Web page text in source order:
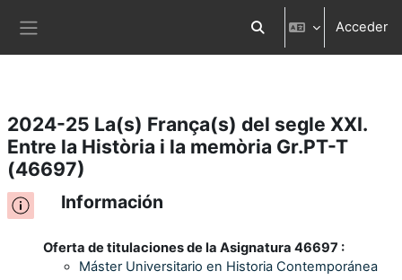
Salta al contenido principal Selector de búsqueda
Acceder
2024-25 La(s) França(s) del segle XXI.
Entre la Història i la memòria Gr.PT-T
(46697)
Información
Oferta de titulaciones de la Asignatura 46697 :
Máster Universitario en Historia Contemporánea